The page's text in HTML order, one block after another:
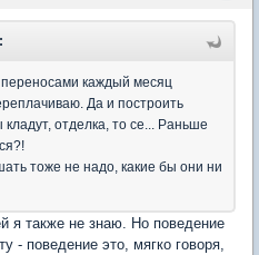
каждый месяц
Да и построить
отделка, то се... Раньше
тоже не надо, какие бы они ни
я также не знаю. Но поведение
- поведение это, мягко говоря,